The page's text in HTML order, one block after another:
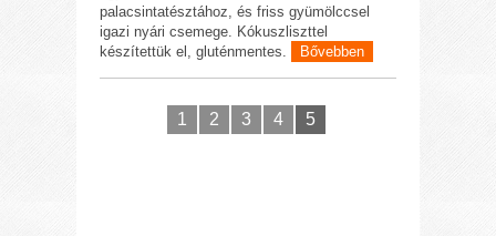
palacsintatésztához, és friss gyümölccsel
igazi nyári csemege. Kókuszliszttel
készítettük el, gluténmentes.
Bővebben
1 2 3 4 5